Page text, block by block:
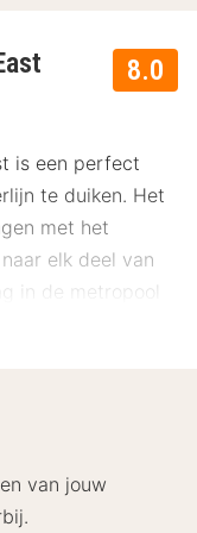
8.0
is een perfect
te duiken. Het
met het
elk deel van
in de metropool
een fauteuil,
badkamer
biedt elke
van jouw